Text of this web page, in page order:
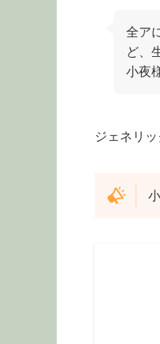
全ア
ど、
小夜
ジェネリ